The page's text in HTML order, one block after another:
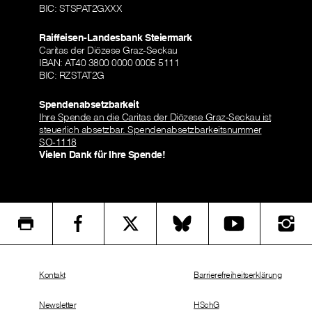
BIC: STSPAT2GXXX
Raiffeisen-Landesbank Steiermark
Caritas der Diözese Graz-Seckau
IBAN: AT40 3800 0000 0005 5111
BIC: RZSTAT2G
Spendenabsetzbarkeit
Ihre Spende an die Caritas der Diözese Graz-Seckau ist
steuerlich absetzbar. Spendenabsetzbarkeitsnummer
SO-1118
Vielen Dank für Ihre Spende!
Kontakt
Newsletter
Barrierefreiheitserklärung
HSchG